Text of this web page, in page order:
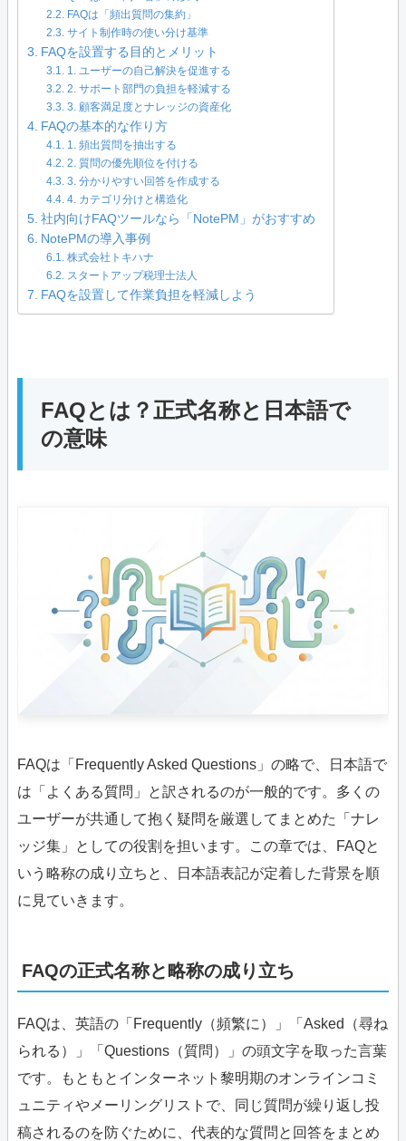
FAQは「頻出質問の集約」
サイト制作時の使い分け基準
FAQを設置する目的とメリット
1. ユーザーの自己解決を促進する
2. サポート部門の負担を軽減する
3. 顧客満足度とナレッジの資産化
FAQの基本的な作り方
1. 頻出質問を抽出する
2. 質問の優先順位を付ける
3. 分かりやすい回答を作成する
4. カテゴリ分けと構造化
社内向けFAQツールなら「NotePM」がおすすめ
NotePMの導入事例
株式会社トキハナ
スタートアップ税理士法人
FAQを設置して作業負担を軽減しよう
FAQとは？正式名称と日本語で
の意味
FAQは「Frequently Asked Questions」の略で、日本語で
は「よくある質問」と訳されるのが一般的です。多くの
ユーザーが共通して抱く疑問を厳選してまとめた「ナレ
ッジ集」としての役割を担います。この章では、FAQと
いう略称の成り立ちと、日本語表記が定着した背景を順
に見ていきます。
FAQの正式名称と略称の成り立ち
FAQは、英語の「Frequently（頻繁に）」「Asked（尋ね
られる）」「Questions（質問）」の頭文字を取った言葉
です。もともとインターネット黎明期のオンラインコミ
ュニティやメーリングリストで、同じ質問が繰り返し投
稿されるのを防ぐために、代表的な質問と回答をまとめ